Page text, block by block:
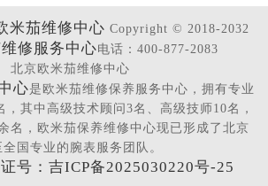
米茄维修中心 Copyright © 2018-2032
修服务中心电话：400-877-2083
北京欧米茄维修中心
心是欧米茄维修保养服务中心，拥有专业
，其中高级技术顾问3名、高级技师10名，
名，欧米茄保养维修中心现已形成了北京
全国专业的腕表服务团队。
号：吉ICP备2025030220号-25